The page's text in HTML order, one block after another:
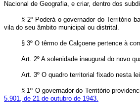
Nacional de Geografia, e criar, dentro dos
§ 2º Poderá o governador do Território
vila do seu âmbito municipal ou distrital.
§ 3º O têrmo de Calçoene pertence à
Art. 2º A solenidade inaugural do novo
Art. 3º O quadro territorial fixado nesta
§ 1º O governador do Território
5.901, de 21 de outubro de 1943.